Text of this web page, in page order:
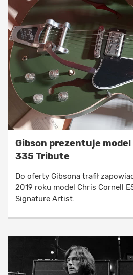
Gibson prezentuje
335 Tribute
Do oferty Gibsona trafił
2019 roku model Chris Cornell
Signature Artist.